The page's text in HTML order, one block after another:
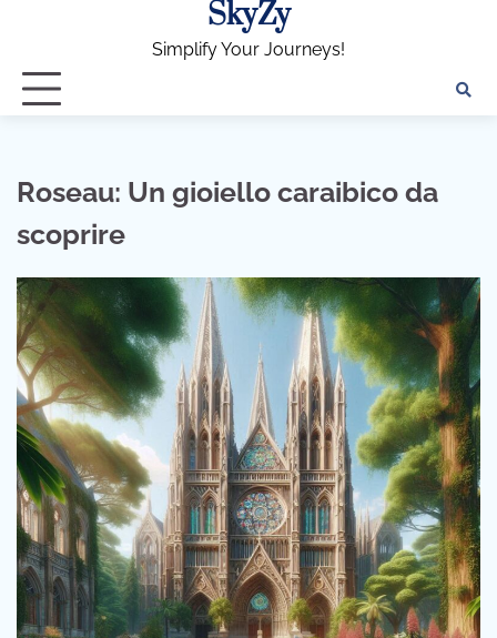
SkyZy
Simplify Your Journeys!
Roseau: Un gioiello caraibico da
scoprire